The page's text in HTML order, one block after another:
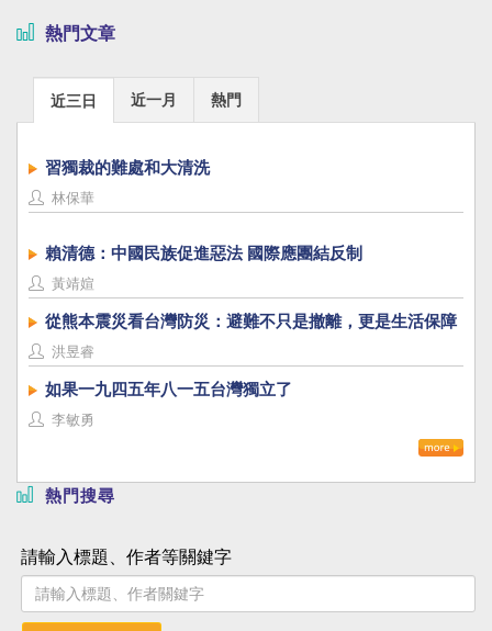
熱門文章
近三日 近一月 熱門
習獨裁的難處和大清洗
林保華
賴清德：中國民族促進惡法 國際應團結反制
黃靖媗
從熊本震災看台灣防災：避難不只是撤離，更是生活保障
洪昱睿
如果一九四五年八一五台灣獨立了
李敏勇
熱門搜尋
請輸入標題、作者等關鍵字